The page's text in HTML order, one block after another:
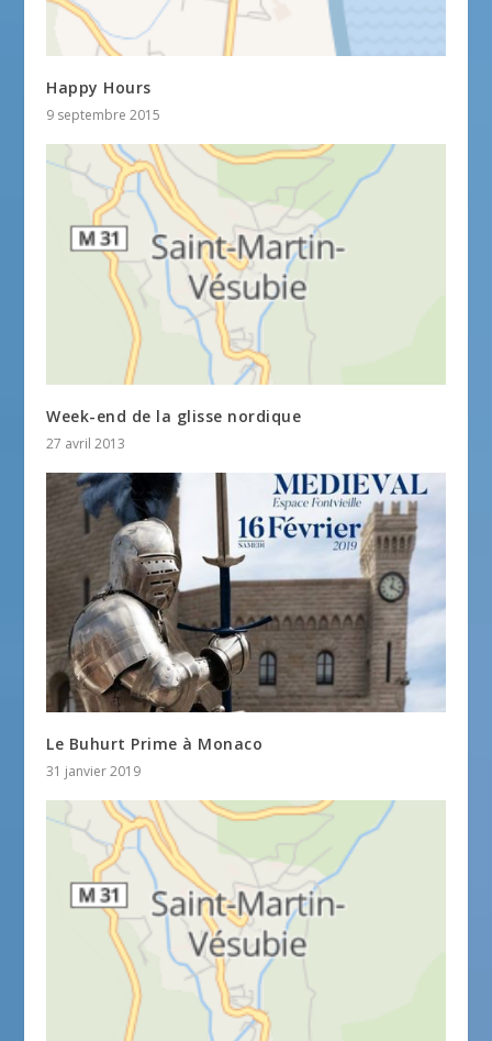
Happy Hours
9 septembre 2015
Week-end de la glisse nordique
27 avril 2013
Le Buhurt Prime à Monaco
31 janvier 2019